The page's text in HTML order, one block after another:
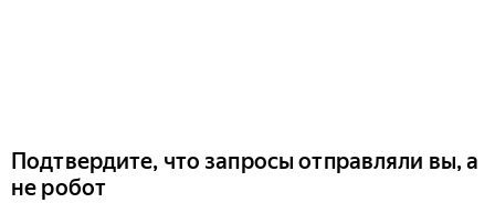
Подтвердите, что запросы отправляли вы, а
не робот